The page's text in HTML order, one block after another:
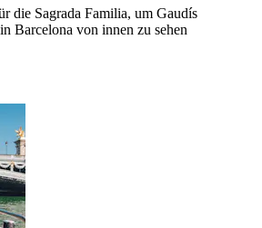
die Sagrada Familia, um Gaudís
Barcelona von innen zu sehen